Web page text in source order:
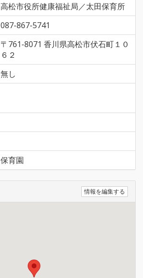
高松市役所健康福祉局／太田保育所
087-867-5741
〒761-8071 香川県高松市伏石町１０
６２
無し
保育園
情報を編集する